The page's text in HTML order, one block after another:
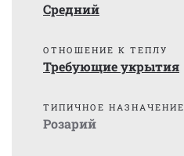
Средний
ОТНОШЕНИЕ К ТЕПЛУ
Требующие укрытия
ТИПИЧНОЕ НАЗНАЧЕНИЕ
Розарий